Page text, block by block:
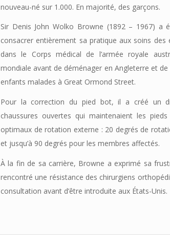
nouveau-né sur 1.000. En majorité, des garçons.
Sir Denis John Wolko Browne (1892 – 1967) a
consacrer entièrement sa pratique aux soins des
dans le Corps médical de l’armée royale
mondiale avant de déménager en Angleterre et
enfants malades à Great Ormond Street.
Pour la correction du pied bot, il a créé un
chaussures ouvertes qui maintenaient les
optimaux de rotation externe : 20 degrés de
et jusqu’à 90 degrés pour les membres affectés.
À la fin de sa carrière, Browne a exprimé sa
rencontré une résistance des chirurgiens
consultation avant d’être introduite aux États-Unis.